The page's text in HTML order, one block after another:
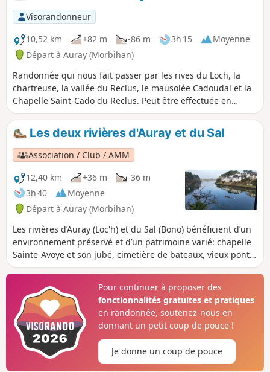
Visorandonneur
10,52 km
+82 m -86 m 3h 15
Moyenne
Départ à Auray (Morbihan)
Randonnée qui nous fait passer par les rives du Loch, la
chartreuse, la vallée du Reclus, le mausolée Cadoudal et la
Chapelle Saint-Cado du Reclus. Peut être effectuée en
marchant ou en courant.
Les deux rivières d'Auray et du Sal
Association / Club / AMM
12,40 km
+36 m
-36 m
3h 40
Moyenne
Départ à Auray (Morbihan)
Les rivières d’Auray (Loc'h) et du Sal (Bono) bénéficient d’un
environnement préservé et d’un patrimoine varié: chapelle
Sainte-Avoye et son jubé, cimetière de bateaux, vieux pont
du Bono.
Pour continuer à proposer des
fonctionnalités gratuites et pratiques
en randonnée, soutenez-nous en
donnant un petit coup de pouce !
Je donne un coup de pouce